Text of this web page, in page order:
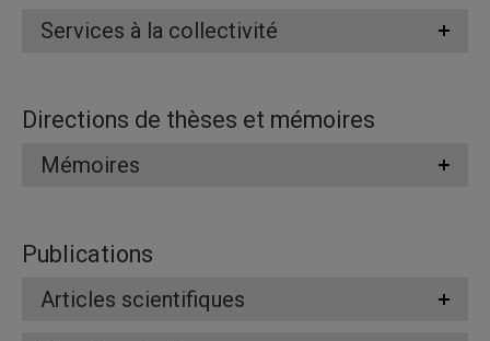
Services à la collectivité
Directions de thèses et mémoires
Mémoires
Publications
Articles scientifiques